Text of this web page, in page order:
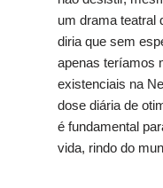
um drama teatral
diria que sem
apenas teríamos
existenciais na
dose diária de
é fundamental
vida, rindo do